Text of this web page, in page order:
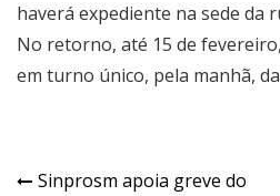
haverá expediente na sede da
No retorno, até 15 de
em turno único, pela manhã,
Navegação
Sinprosm apoia greve do